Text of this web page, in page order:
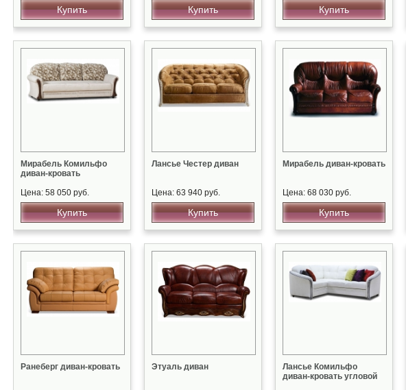
Купить Купить Купить
Мирабель Комильфо
диван-кровать
Цена: 58 050 руб.
Купить
Лансье Честер диван
Цена: 63 940 руб.
Купить
Мирабель диван-кровать
Цена: 68 030 руб.
Купить
Ранеберг диван-кровать Этуаль диван
Лансье Комильфо
диван-кровать угловой